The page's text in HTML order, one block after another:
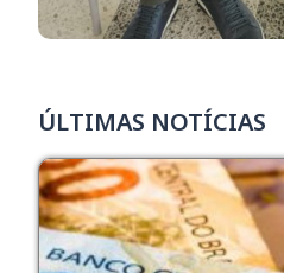
ÚLTIMAS NOTÍCIAS